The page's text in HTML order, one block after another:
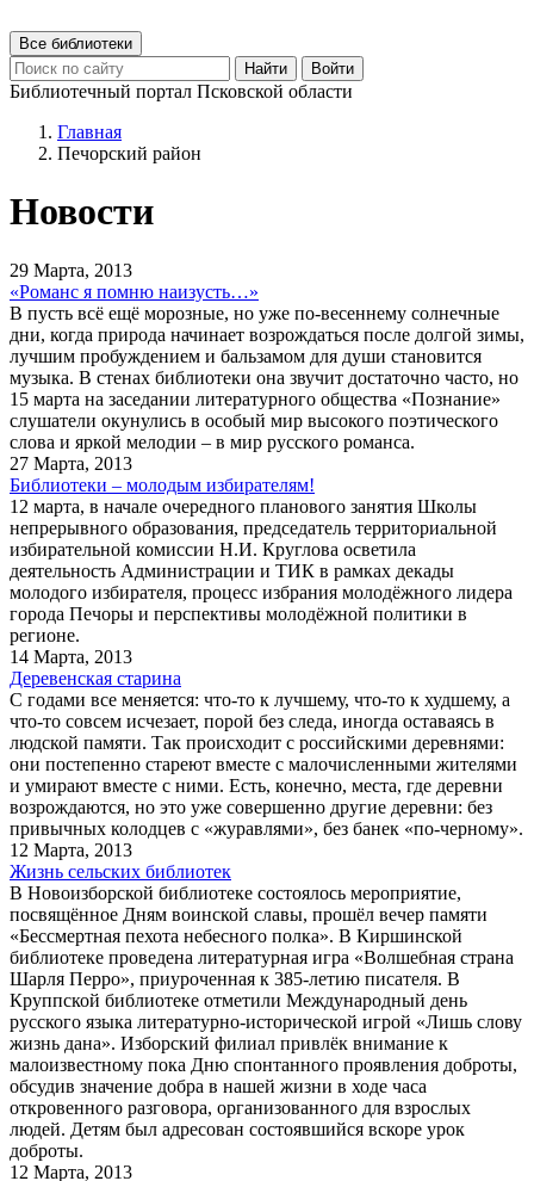
Все библиотеки
Найти
Войти
Библиотечный портал Псковской области
Главная
Печорский район
Новости
29 Марта, 2013
«Романс я помню наизусть…»
В пусть всё ещё морозные, но уже по-весеннему солнечные
дни, когда природа начинает возрождаться после долгой зимы,
лучшим пробуждением и бальзамом для души становится
музыка. В стенах библиотеки она звучит достаточно часто, но
15 марта на заседании литературного общества «Познание»
слушатели окунулись в особый мир высокого поэтического
слова и яркой мелодии – в мир русского романса.
27 Марта, 2013
Библиотеки – молодым избирателям!
12 марта, в начале очередного планового занятия Школы
непрерывного образования, председатель территориальной
избирательной комиссии Н.И. Круглова осветила
деятельность Администрации и ТИК в рамках декады
молодого избирателя, процесс избрания молодёжного лидера
города Печоры и перспективы молодёжной политики в
регионе.
14 Марта, 2013
Деревенская старина
С годами все меняется: что-то к лучшему, что-то к худшему, а
что-то совсем исчезает, порой без следа, иногда оставаясь в
людской памяти. Так происходит с российскими деревнями:
они постепенно стареют вместе с малочисленными жителями
и умирают вместе с ними. Есть, конечно, места, где деревни
возрождаются, но это уже совершенно другие деревни: без
привычных колодцев с «журавлями», без банек «по-черному».
12 Марта, 2013
Жизнь сельских библиотек
В Новоизборской библиотеке состоялось мероприятие,
посвящённое Дням воинской славы, прошёл вечер памяти
«Бессмертная пехота небесного полка». В Киршинской
библиотеке проведена литературная игра «Волшебная страна
Шарля Перро», приуроченная к 385-летию писателя. В
Круппской библиотеке отметили Международный день
русского языка литературно-исторической игрой «Лишь слову
жизнь дана». Изборский филиал привлёк внимание к
малоизвестному пока Дню спонтанного проявления доброты,
обсудив значение добра в нашей жизни в ходе часа
откровенного разговора, организованного для взрослых
людей. Детям был адресован состоявшийся вскоре урок
доброты.
12 Марта, 2013